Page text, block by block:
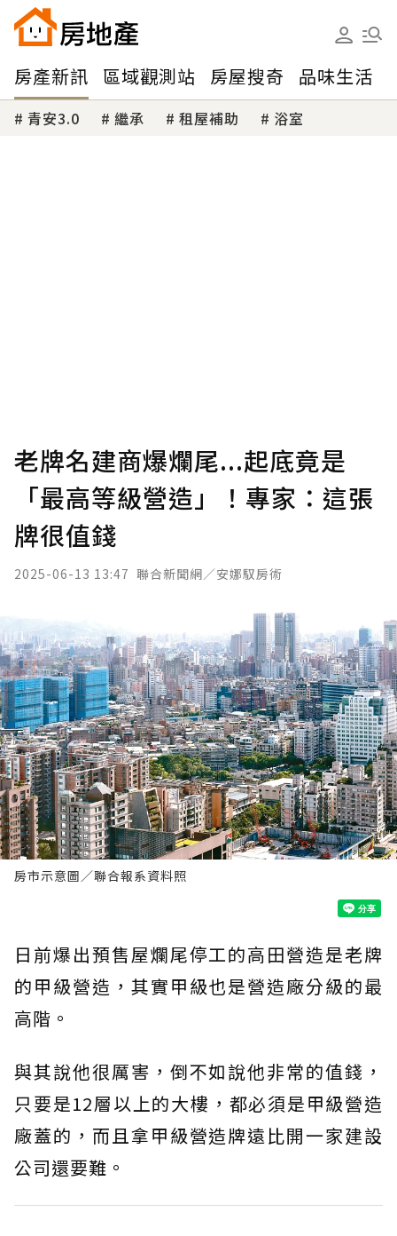
房產新訊 區域觀測站 房屋搜奇 品味生活
青安3.0 繼承 租屋補助 浴室
老牌名建商爆爛尾...起底竟是
「最高等級營造」！專家：這張
牌很值錢
2025-06-13 13:47 聯合新聞網／安娜馭房術
房市示意圖／聯合報系資料照
日前爆出預售屋爛尾停工的高田營造是老牌
的甲級營造，其實甲級也是營造廠分級的最
高階。
與其說他很厲害，倒不如說他非常的值錢，
只要是12層以上的大樓，都必須是甲級營造
廠蓋的，而且拿甲級營造牌遠比開一家建設
公司還要難。